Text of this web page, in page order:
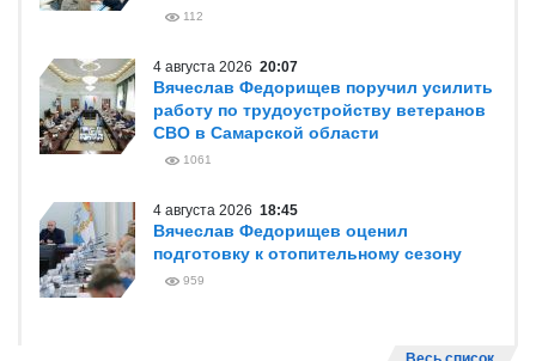
112
4 августа 2026 20:07
Вячеслав Федорищев поручил усилить
работу по трудоустройству ветеранов
СВО в Самарской области
1061
4 августа 2026 18:45
Вячеслав Федорищев оценил
подготовку к отопительному сезону
959